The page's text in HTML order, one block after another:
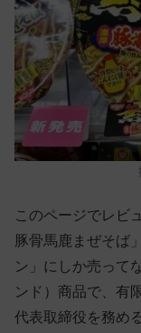
このページでレビ
豚骨馬鹿まぜそば
ン」にしか売って
ンド）商品で、有
代表取締役を務め